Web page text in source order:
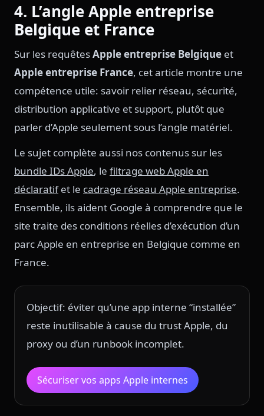
4. L’angle Apple entreprise
Belgique et France
Sur les requêtesApple entreprise Belgique et
Apple entreprise France, cet article montre une
compétence utile: savoir relier réseau, sécurité,
distribution applicative et support, plutôt que
parler d’Apple seulement sous l’angle matériel.
Le sujet complète aussi nos contenus sur les
bundle IDs Apple, le filtrage web Apple en
déclaratifet le cadrage réseau Apple entreprise.
Ensemble, ils aident Google à comprendre que le
site traite des conditions réelles d’exécution d’un
parc Apple en entreprise en Belgique comme en
France.
Objectif: éviter qu’une app interne “installée”
reste inutilisable à cause du trust Apple, du
proxy ou d’un runbook incomplet.
Sécuriser vos apps Apple internes